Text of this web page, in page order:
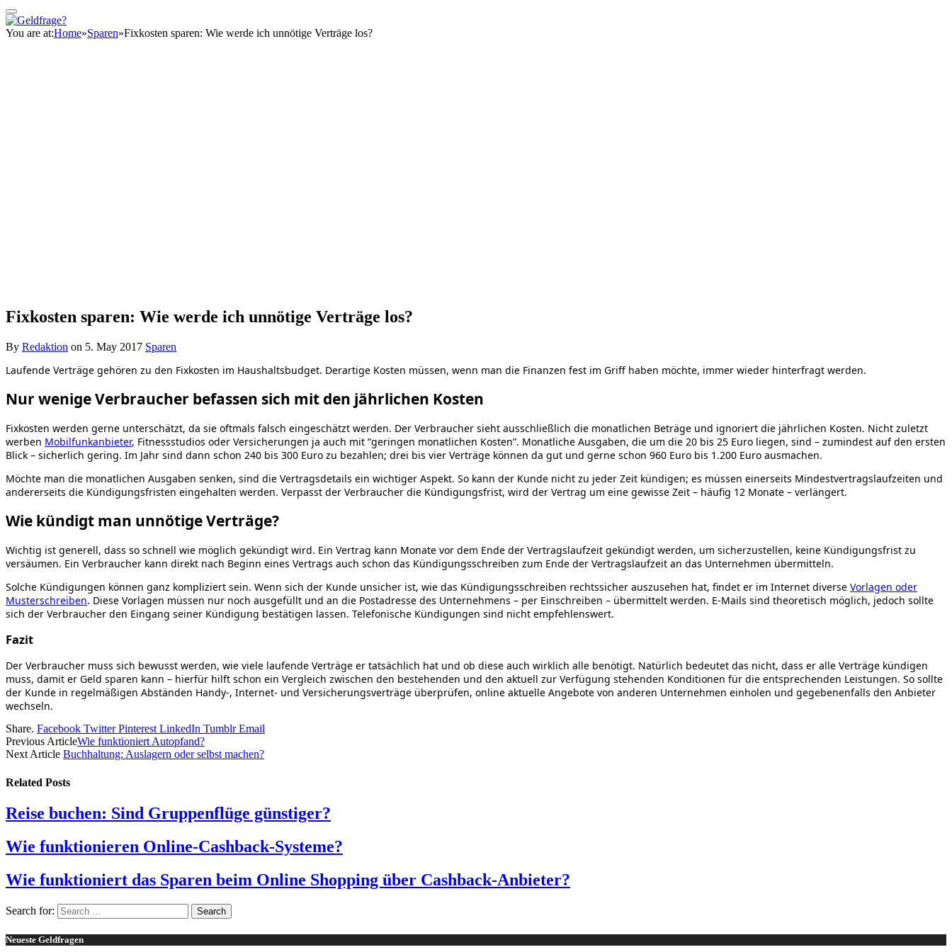
You are at:Home»Sparen»Fixkosten sparen: Wie werde ich unnötige Verträge los?
Fixkosten sparen: Wie werde ich unnötige Verträge los?
By Redaktion on 5. May 2017 Sparen
Laufende Verträge gehören zu den Fixkosten im Haushaltsbudget. Derartige Kosten müssen, wenn man die Finanzen fest im Griff haben möchte, immer wieder hinterfragt werden.
Nur wenige Verbraucher befassen sich mit den jährlichen Kosten
Fixkosten werden gerne unterschätzt, da sie oftmals falsch eingeschätzt werden. Der Verbraucher sieht ausschließlich die monatlichen Beträge und ignoriert die jährlichen Kosten. Nicht zuletzt
werben Mobilfunkanbieter, Fitnessstudios oder Versicherungen ja auch mit “geringen monatlichen Kosten”. Monatliche Ausgaben, die um die 20 bis 25 Euro liegen, sind – zumindest auf den ersten
Blick – sicherlich gering. Im Jahr sind dann schon 240 bis 300 Euro zu bezahlen; drei bis vier Verträge können da gut und gerne schon 960 Euro bis 1.200 Euro ausmachen.
Möchte man die monatlichen Ausgaben senken, sind die Vertragsdetails ein wichtiger Aspekt. So kann der Kunde nicht zu jeder Zeit kündigen; es müssen einerseits Mindestvertragslaufzeiten und
andererseits die Kündigungsfristen eingehalten werden. Verpasst der Verbraucher die Kündigungsfrist, wird der Vertrag um eine gewisse Zeit – häufig 12 Monate – verlängert.
Wie kündigt man unnötige Verträge?
Wichtig ist generell, dass so schnell wie möglich gekündigt wird. Ein Vertrag kann Monate vor dem Ende der Vertragslaufzeit gekündigt werden, um sicherzustellen, keine Kündigungsfrist zu
versäumen. Ein Verbraucher kann direkt nach Beginn eines Vertrags auch schon das Kündigungsschreiben zum Ende der Vertragslaufzeit an das Unternehmen übermitteln.
Solche Kündigungen können ganz kompliziert sein. Wenn sich der Kunde unsicher ist, wie das Kündigungsschreiben rechtssicher auszusehen hat, findet er im Internet diverse Vorlagen oder
Musterschreiben. Diese Vorlagen müssen nur noch ausgefüllt und an die Postadresse des Unternehmens – per Einschreiben – übermittelt werden. E-Mails sind theoretisch möglich, jedoch sollte
sich der Verbraucher den Eingang seiner Kündigung bestätigen lassen. Telefonische Kündigungen sind nicht empfehlenswert.
Fazit
Der Verbraucher muss sich bewusst werden, wie viele laufende Verträge er tatsächlich hat und ob diese auch wirklich alle benötigt. Natürlich bedeutet das nicht, dass er alle Verträge kündigen
muss, damit er Geld sparen kann – hierfür hilft schon ein Vergleich zwischen den bestehenden und den aktuell zur Verfügung stehenden Konditionen für die entsprechenden Leistungen. So sollte
der Kunde in regelmäßigen Abständen Handy-, Internet- und Versicherungsverträge überprüfen, online aktuelle Angebote von anderen Unternehmen einholen und gegebenenfalls den Anbieter
wechseln.
Share. Facebook Twitter Pinterest LinkedIn Tumblr Email
Previous ArticleWie funktioniert Autopfand?
Next Article Buchhaltung: Auslagern oder selbst machen?
Related Posts
Reise buchen: Sind Gruppenflüge günstiger?
Wie funktionieren Online-Cashback-Systeme?
Wie funktioniert das Sparen beim Online Shopping über Cashback-Anbieter?
Search for:
Neueste Geldfragen